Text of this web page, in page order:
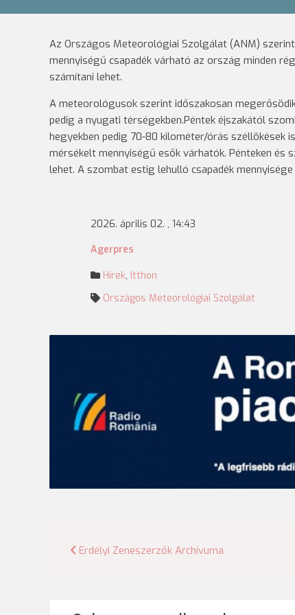
Az Országos Meteorológiai Szolgálat (ANM)
mennyiségű csapadék várható az ország minden
számítani lehet.
A meteorológusok szerint időszakosan
pedig a nyugati térségekben.Péntek éjszakától
hegyekben pedig 70-80 kilométer/órás
mérsékelt mennyiségű esők várhatók. Pénteken és
lehet. A szombat estig lehulló csapadék
2026. április 02. , 14:43
Agerpres
Hírek, Itthon
Országos Meteorológiai Szolgálat
Bejegyzés
Erdélyi Zeneszerzők Archívuma